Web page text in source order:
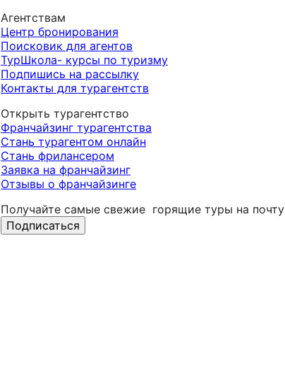
Агентствам
Центр бронирования
Поисковик для агентов
ТурШкола- курсы по туризму
Подпишись на рассылку
Контакты для турагентств
Открыть турагентство
Франчайзинг турагентства
Стань турагентом онлайн
Стань фрилансером
Заявка на франчайзинг
Отзывы о франчайзинге
Получайте самые свежие горящие туры на почту
Подписаться